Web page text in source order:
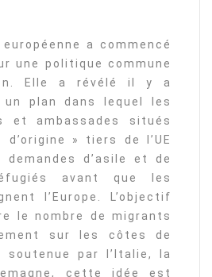
a commencé
une politique commune
Elle a révélé il y a
un plan dans lequel les
et ambassades situés
» tiers de l’UE
d’asile et de
avant que les
l’Europe. L’objectif
le nombre de migrants
sur les côtes de
soutenue par l’Italie, la
cette idée est